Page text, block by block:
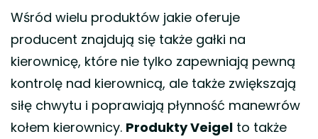
Wśród wielu produktów jakie oferuje
producent znajdują się także gałki na
kierownicę, które nie tylko zapewniają pewną
kontrolę nad kierownicą, ale także zwiększają
siłę chwytu i poprawiają płynność manewrów
kołem kierownicy. Produkty Veigel to także